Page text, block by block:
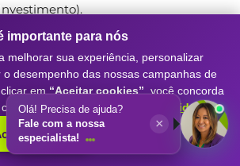
COM A DIGITALL EVOLUTION
Evolution é simples e eficaz:
com uma consulta inicial
objetivos, orçamento e público-alvo.
desenvolvemos uma
importante para nós
melhorar sua experiência, personalizar
desempenho das nossas campanhas de
em “Aceitar cookies” , você concorda
nossaPolítica de Privacidade.
cookies
Olá! Precisa de ajuda?
Fale com a nossa
especialista!
×